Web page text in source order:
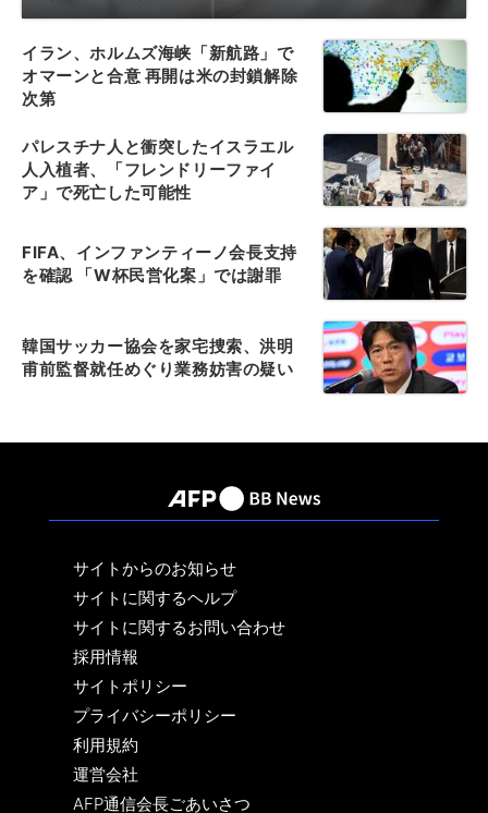
イラン、ホルムズ海峡「新航路」で
オマーンと合意 再開は米の封鎖解除
次第
パレスチナ人と衝突したイスラエル
人入植者、「フレンドリーファイ
ア」で死亡した可能性
FIFA、インファンティーノ会長支持
を確認 「W杯民営化案」では謝罪
韓国サッカー協会を家宅捜索、洪明
甫前監督就任めぐり業務妨害の疑い
サイトからのお知らせ
サイトに関するヘルプ
サイトに関するお問い合わせ
採用情報
サイトポリシー
プライバシーポリシー
利用規約
運営会社
AFP通信会長ごあいさつ